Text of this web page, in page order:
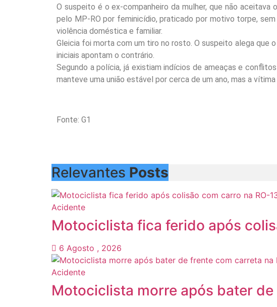
O suspeito é o ex-companheiro da mulher, que não aceitava
pelo MP-RO por feminicídio, praticado por motivo torpe,
violência doméstica e familiar.
Gleicia foi morta com um tiro no rosto. O suspeito alega que
iniciais apontam o contrário.
Segundo a polícia, já existiam indícios de ameaças e
manteve uma união estável por cerca de um ano, mas a
Fonte: G1
Relevantes Posts
Acidente
Motociclista fica ferido após
6 Agosto , 2026
Acidente
Motociclista morre após bater